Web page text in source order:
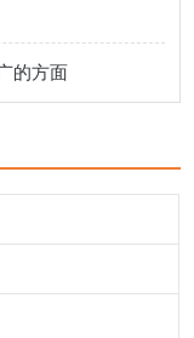
的方面